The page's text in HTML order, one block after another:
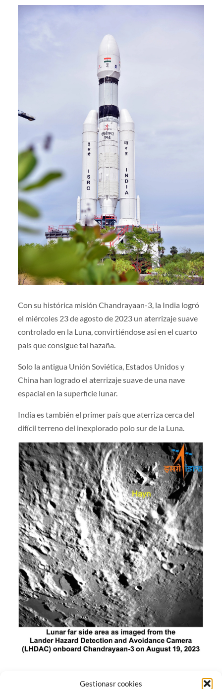
Gestionasr cookies
Con su histórica misión Chandrayaan-3, la India logró
el miércoles 23 de agosto de 2023 un aterrizaje suave
controlado en la Luna, convirtiéndose así en el cuarto
país que consigue tal hazaña.
Solo la antigua Unión Soviética, Estados Unidos y
China han logrado el aterrizaje suave de una nave
espacial en la superficie lunar.
India es también el primer país que aterriza cerca del
difícil terreno del inexplorado polo sur de la Luna.